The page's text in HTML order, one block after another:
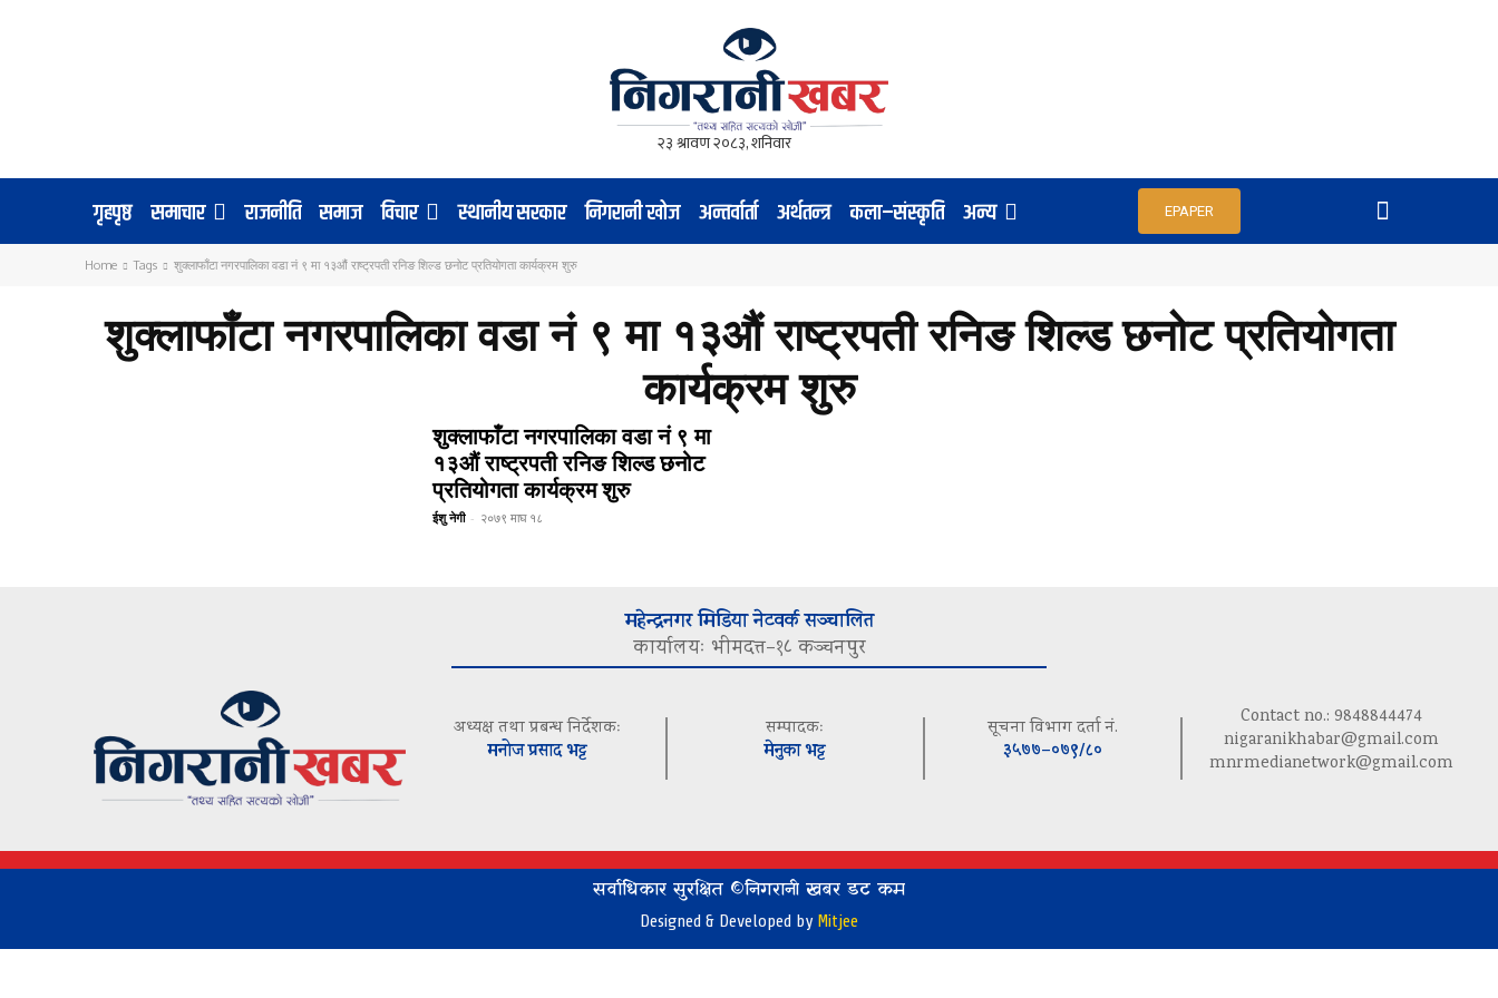
गृहपृष्ठ समाचार राजनीति समाज विचार स्थानीय सरकार निगरानी खोज अन्तर्वार्ता अर्थतन्त्र कला–संस्कृति अन्य EPAPER
Home Tags शुक्लाफाँटा नगरपालिका वडा नं ९ मा १३औं राष्ट्रपती रनिङ शिल्ड छनोट प्रतियोगता कार्यक्रम शुरु
शुक्लाफाँटा नगरपालिका वडा नं ९ मा १३औं राष्ट्रपती रनिङ शिल्ड छनोट प्रतियोगता
कार्यक्रम शुरु
शुक्लाफाँटा नगरपालिका वडा नं ९ मा
१३औं राष्ट्रपती रनिङ शिल्ड छनोट
प्रतियोगता कार्यक्रम शुरु
ईशु नेगी - २०७९ माघ १८
महेन्द्रनगर मिडिया नेटवर्क सञ्चालित
कार्यालयः भीमदत्त–१८ कञ्चनपुर
अध्यक्ष तथा प्रबन्ध निर्देशकः
मनोज प्रसाद भट्ट
सम्पादकः
मेनुका भट्ट
सूचना विभाग दर्ता नं.
३५७७–०७९/८०
Contact no.: 9848844474
nigaranikhabar@gmail.com
mnrmedianetwork@gmail.com
सर्वाधिकार सुरक्षित ©निगरानी खबर डट कम
Designed & Developed by Mitjee